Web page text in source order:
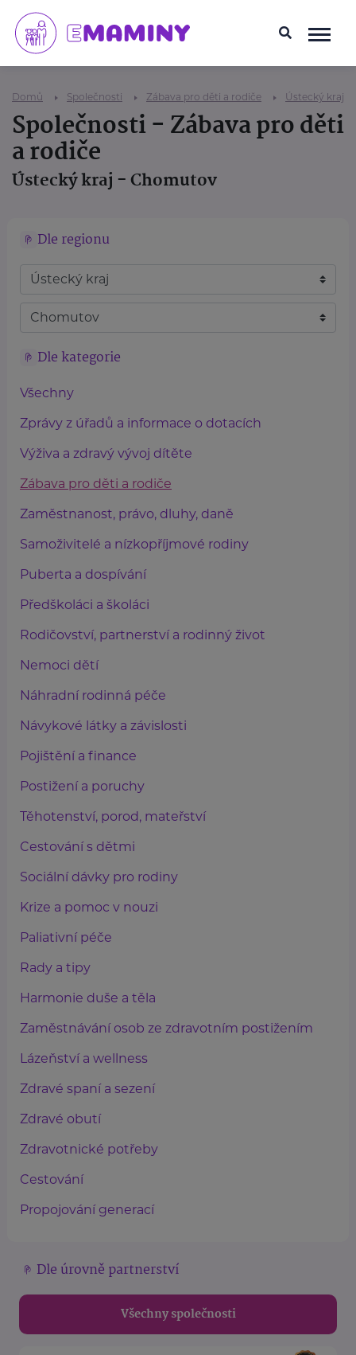
Domů Společnosti Zábava pro děti a rodiče Ústecký kraj
Společnosti - Zábava pro děti
a rodiče
Ústecký kraj - Chomutov
Dle regionu
Dle kategorie
Všechny
Zprávy z úřadů a informace o dotacích
Výživa a zdravý vývoj dítěte
Zábava pro děti a rodiče
Zaměstnanost, právo, dluhy, daně
Samoživitelé a nízkopříjmové rodiny
Puberta a dospívání
Předškoláci a školáci
Rodičovství, partnerství a rodinný život
Nemoci dětí
Náhradní rodinná péče
Návykové látky a závislosti
Pojištění a finance
Postižení a poruchy
Těhotenství, porod, mateřství
Cestování s dětmi
Sociální dávky pro rodiny
Krize a pomoc v nouzi
Paliativní péče
Rady a tipy
Harmonie duše a těla
Zaměstnávání osob ze zdravotním postižením
Lázeňství a wellness
Zdravé spaní a sezení
Zdravé obutí
Zdravotnické potřeby
Cestování
Propojování generací
Dle úrovně partnerství
Všechny společnosti